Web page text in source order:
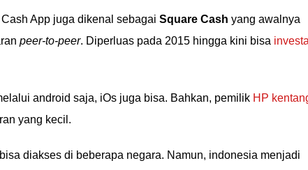
Cash App juga dikenal sebagai Square Cash yang awalnya
peer-to-peer. Diperluas pada 2015 hingga kini bisa
android saja, iOs juga bisa. Bahkan, pemilik HP
yang kecil.
diakses di beberapa negara. Namun, indonesia menjadi